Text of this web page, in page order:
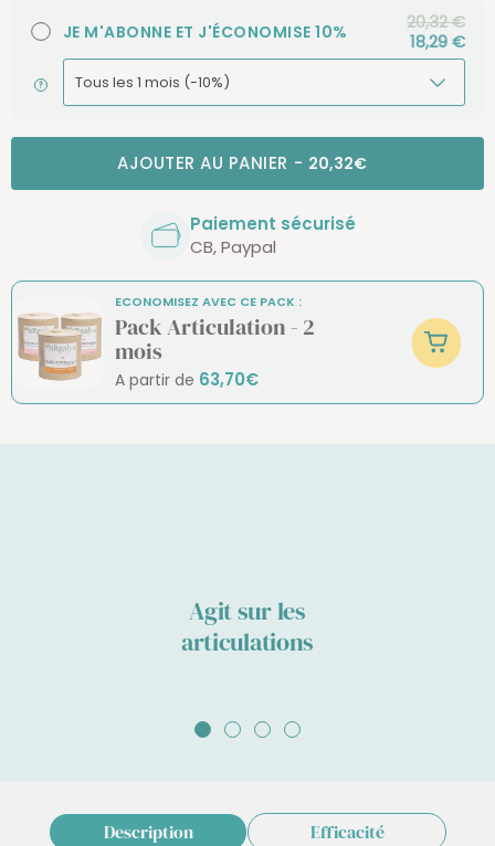
JE M'ABONNE ET J'ÉCONOMISE 10%
20,32 €
18,29 €
AJOUTER AU PANIER - 20,32€
Paiement sécurisé
CB, Paypal
ECONOMISEZ AVEC CE PACK :
Pack Articulation - 2
mois
A partir de 63,70€
Agit sur les
articulations
AllerAllerAller
3
Aller
Description
Efficacité